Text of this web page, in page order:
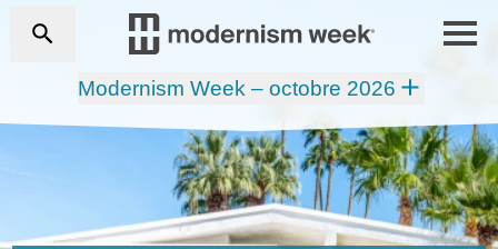
Modernism Week – octobre 2026